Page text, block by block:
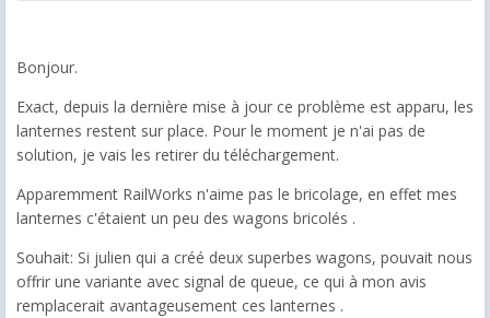
Bonjour.
Exact, depuis la dernière mise à jour ce problème est apparu, les
lanternes restent sur place. Pour le moment je n'ai pas de
solution, je vais les retirer du téléchargement.
Apparemment RailWorks n'aime pas le bricolage, en effet mes
lanternes c'étaient un peu des wagons bricolés .
Souhait: Si julien qui a créé deux superbes wagons, pouvait nous
offrir une variante avec signal de queue, ce qui à mon avis
remplacerait avantageusement ces lanternes .